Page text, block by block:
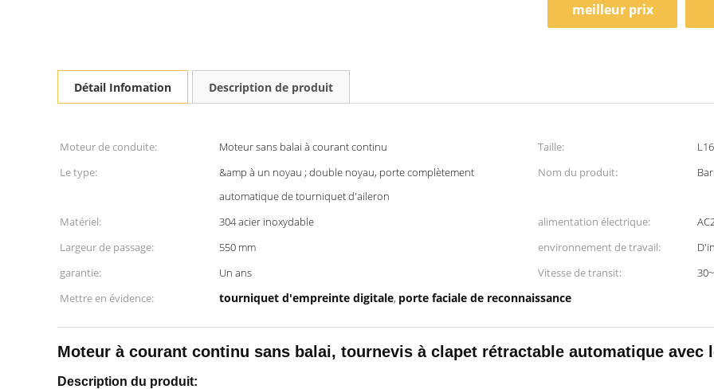
meilleur prix
Détail Infomation Description de produit
Moteur de conduite: Moteur sans balai à courant continu Taille:
Le type:
&amp à un noyau ; double noyau, porte complètement
automatique de tourniquet d'aileron
Nom du produit:
Matériel: 304 acier inoxydable alimentation électrique:
Largeur de passage:
550 mm environnement de travail:
garantie:
Un ans Vitesse de transit:
Mettre en évidence:
tourniquet d'empreinte digitale, porte faciale de reconnaissance
Moteur à courant continu sans balai, tournevis à clapet rétractable automatique avec
Description du produit: